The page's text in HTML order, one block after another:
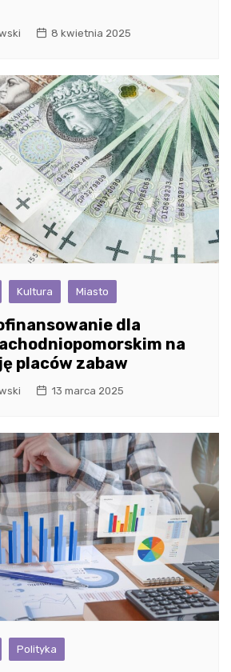
8 kwietnia 2025
Kultura Miasto
dla
na
placów zabaw
13 marca 2025
Polityka